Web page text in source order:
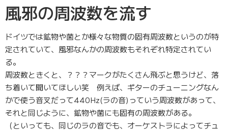
風邪の周波数を流す
ドイツでは鉱物や菌とか様々な物質の固有周波数というのが特
定されていて、風邪なんかの周波数もそれぞれ特定されてい
る。
周波数ときくと、？？？マークがたくさん飛ぶと思うけど、落
ち着いて聞いてほしい笑 例えば、ギターのチューニングなん
かで使う音叉だって440Hz(ラの音)っていう周波数があって、
それと同じように、鉱物や菌にも固有の周波数がある。
（といっても、同じのラの音でも、オーケストラによってチュ